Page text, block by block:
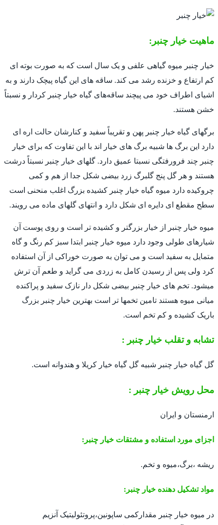
ماهیت خیار چنبر:
خیار چنبر میوه گیاهی علفی و یک سال است که به صورت بوته ای
کم ارتفاع و خزنده رشد می کند. ساقه های این گیاه پیچک دارند و به
اشیای اطراف خود می پیچند ساقه‌های گیاه خیار چنبر کردار و نسبتاً
خشن هستند.
برگهای گیاه خیار چنبر پهن و تقریباً سفید و کنارشان حالت اره ای
دارد این برگ ها شبیه برگ های خیار اند با این تفاوت که برای خیار
چنبر چند فرورفتگی نسبتا عمیق دارد. گلهای خیار چنبر نسبتاً درشت
هستند و هر گل پنج گلبرگ زرد بیضی شکل جدا از هم و کمی
چروکیده دارد میوه گیاه خیار چنبر کشیده بزرگ اغلب منحنی است
سطح مقطع ای دایره ای شکل دارد و انتهای گلهای ماده می رویند.
میوه خیار چنبر از خیار بزرگتر و کشیده تر است و روی پوست آن
شیارهای طولی وجود دارد میوه خیار چنبر ابتدا سبز کم رنگ و گاه
متمایل به سفید است و می توان به صورت خوراکی از آن استفاده
کرد ولی پس از رسیدن کامل به زردی می گراید و طعم آن ترش
میشود. تخم های خیار چنبر بیضی شکل دار نازک سفید و پراکنده
میانی میوه هستند تامین تخمها تر است بهترین خیار چنبر بزرگ
باریک کشیده و کم تخم است.
تشابه و تقلب خیار چنبر :
گل گیاه خیار چنبر شبیه گل گیاه خیار کریلا و هندوانه است.
محل رویش خیار چنبر :
ارمنستان و ایران
اجزای مورد استفاده و مشتقات خیار چنبر:
ریشه ،برگ،میوه و تخم.
مواد تشکیل دهنده خیار چنبر:
در میوه خیار چنبر مقدارکمی ساپونین،پروتئولیتیک آنزیم